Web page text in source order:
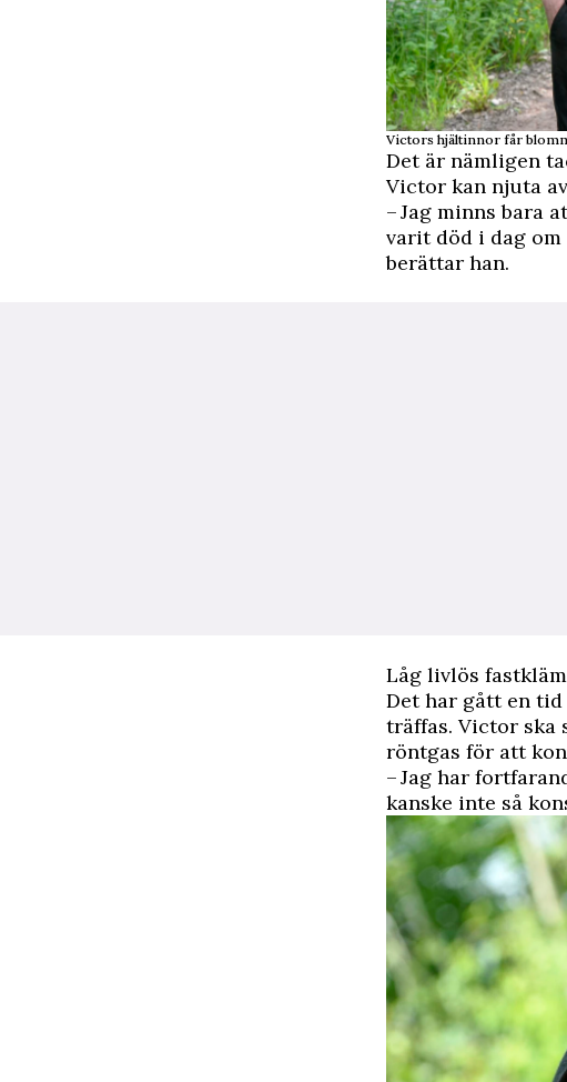
Victors hjältinnor får
Det är nämligen
Victor kan njuta
– Jag minns bara
varit död i dag
berättar han.
Låg livlös
Det har gått en
träffas. Victor ska
röntgas för att
– Jag har
kanske inte så